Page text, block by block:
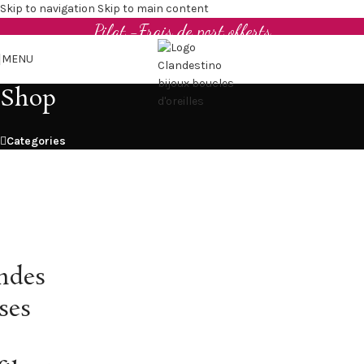
Skip to navigation Skip to main content
Boucles d'oreilles et bijoux en cuir upcyclé - Made in
Pilat -Frais de port offerts
MENU
Shop
Categories